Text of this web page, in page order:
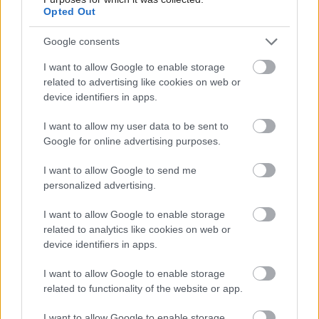
Opted Out
Google consents
I want to allow Google to enable storage
related to advertising like cookies on web or
device identifiers in apps.
I want to allow my user data to be sent to
Google for online advertising purposes.
I want to allow Google to send me
personalized advertising.
I want to allow Google to enable storage
related to analytics like cookies on web or
device identifiers in apps.
I want to allow Google to enable storage
related to functionality of the website or app.
Najnovšie príspevky
Re: Takto sa rieši málo úložného miesta. V tomto byte
My napríklad labky utierame hneď pri dverách a doma pred dvere